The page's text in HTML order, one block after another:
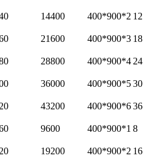
14400 400*900*2 12
21600 400*900*3 18
28800 400*900*4 24
36000 400*900*530
43200 400*900*636
9600 400*900*1 8
19200 400*900*2 16